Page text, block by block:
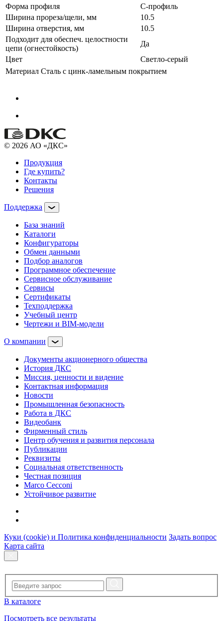
Форма профиля
С-профиль
Ширина прореза/щели, мм
10.5
Ширина отверстия, мм
10.5
Подходит для обеспеч. целостности
цепи (огнестойкость)
Да
Цвет
Светло-серый
Материал Сталь с цинк-ламельным покрытием
© 2026 АО «ДКС»
Продукция
Где купить?
Контакты
Решения
Поддержка
База знаний
Каталоги
Конфигураторы
Обмен данными
Подбор аналогов
Программное обеспечение
Сервисное обслуживание
Сервисы
Сертификаты
Техподдержка
Учебный центр
Чертежи и BIM-модели
О компании
Документы акционерного общества
История ДКС
Миссия, ценности и видение
Контактная информация
Новости
Промышленная безопасность
Работа в ДКС
Видеобанк
Фирменный стиль
Центр обучения и развития персонала
Публикации
Реквизиты
Социальная ответственность
Честная позиция
Marco Cecconi
Устойчивое развитие
Куки (cookie) и Политика конфиденциальности Задать вопрос
Карта сайта
В каталоге
Посмотреть все результаты